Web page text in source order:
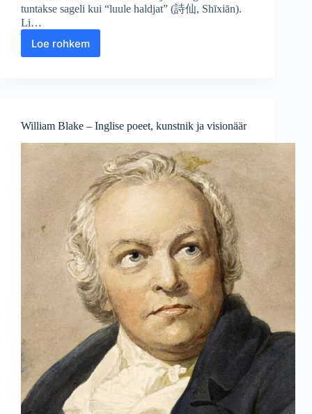
tuntakse sageli kui “luule haldjat” (詩仙, Shīxiān).
Li…
Loe rohkem
Li
luule
taevane
William Blake – Inglise poeet, kunstnik ja visionäär